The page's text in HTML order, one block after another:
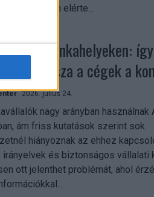
nézőszám elérte...
AI a munkahelyeken: így
vissza a cégek a
2026. július 24.
nagy arányban használnak
ám friss kutatások szerint sok
hiányoznak az ehhez
és biztonságos vállalati
ott jelenthet problémát, ahol